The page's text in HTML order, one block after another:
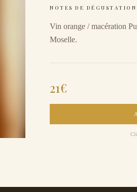
NOTES DE DÉGUSTATION
Vin orange / macération
Moselle.
21€